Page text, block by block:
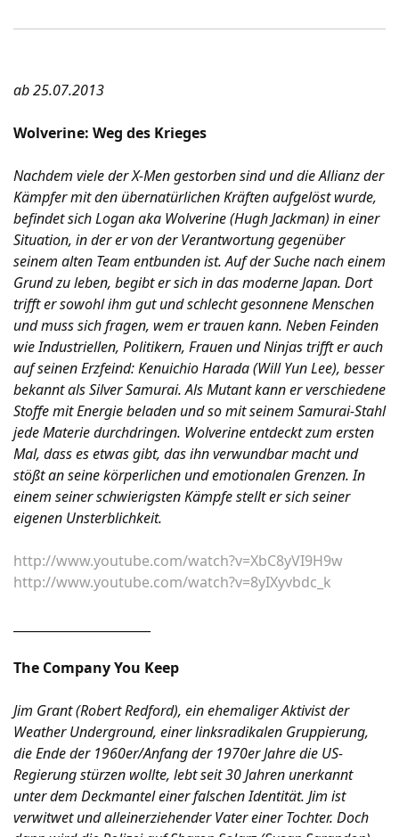
ab 25.07.2013
Wolverine: Weg des Krieges
Nachdem viele der X-Men gestorben sind und die Allianz der
Kämpfer mit den übernatürlichen Kräften aufgelöst wurde,
befindet sich Logan aka Wolverine (Hugh Jackman) in einer
Situation, in der er von der Verantwortung gegenüber
seinem alten Team entbunden ist. Auf der Suche nach einem
Grund zu leben, begibt er sich in das moderne Japan. Dort
trifft er sowohl ihm gut und schlecht gesonnene Menschen
und muss sich fragen, wem er trauen kann. Neben Feinden
wie Industriellen, Politikern, Frauen und Ninjas trifft er auch
auf seinen Erzfeind: Kenuichio Harada (Will Yun Lee), besser
bekannt als Silver Samurai. Als Mutant kann er verschiedene
Stoffe mit Energie beladen und so mit seinem Samurai-Stahl
jede Materie durchdringen. Wolverine entdeckt zum ersten
Mal, dass es etwas gibt, das ihn verwundbar macht und
stößt an seine körperlichen und emotionalen Grenzen. In
einem seiner schwierigsten Kämpfe stellt er sich seiner
eigenen Unsterblichkeit.
http://www.youtube.com/watch?v=XbC8yVI9H9w
http://www.youtube.com/watch?v=8yIXyvbdc_k
The Company You Keep
Jim Grant (Robert Redford), ein ehemaliger Aktivist der
Weather Underground, einer linksradikalen Gruppierung,
die Ende der 1960er/Anfang der 1970er Jahre die US-
Regierung stürzen wollte, lebt seit 30 Jahren unerkannt
unter dem Deckmantel einer falschen Identität. Jim ist
verwitwet und alleinerziehender Vater einer Tochter. Doch